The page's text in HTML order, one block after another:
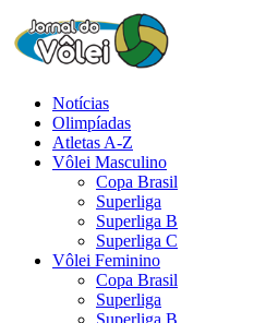
Notícias
Olimpíadas
Atletas A-Z
Vôlei Masculino
Copa Brasil
Superliga
Superliga B
Superliga C
Vôlei Feminino
Copa Brasil
Superliga